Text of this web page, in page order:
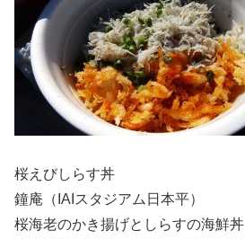
桜えびしらす丼
鐘庵（IAIスタジアム日本平）
桜海老のかき揚げとしらすの海鮮丼